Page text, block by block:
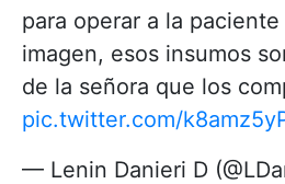
para operar a la
imagen, esos insumos
de la señora que los
pic.twitter.com/
— Lenin Danieri D